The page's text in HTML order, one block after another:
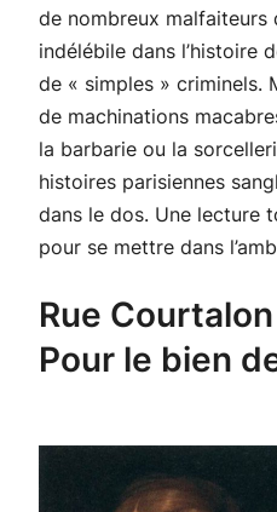
de nombreux malfaiteurs
indélébile dans l’histoire
de « simples » criminels.
de machinations
la barbarie ou la
histoires parisiennes
dans le dos. Une lecture
pour se mettre dans
Rue
Pour le bien